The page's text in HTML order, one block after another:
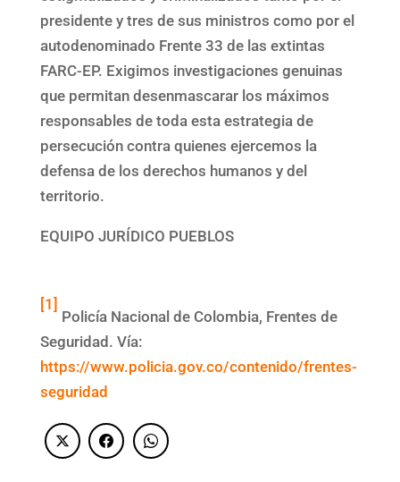
presidente y tres de sus ministros como por el
autodenominado Frente 33 de las extintas
FARC-EP. Exigimos investigaciones genuinas
que permitan desenmascarar los máximos
responsables de toda esta estrategia de
persecución contra quienes ejercemos la
defensa de los derechos humanos y del
territorio.
EQUIPO JURÍDICO PUEBLOS
[1]
Policía Nacional de Colombia, Frentes de
Seguridad. Vía:
https://www.policia.gov.co/contenido/frentes-
seguridad